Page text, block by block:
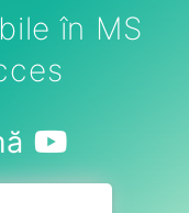
în MS